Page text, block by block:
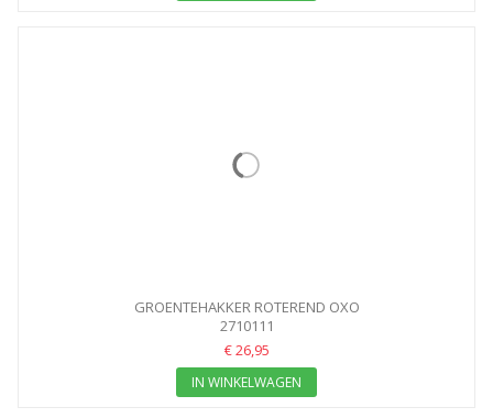
GROENTEHAKKER ROTEREND OXO
2710111
€ 26,95
IN WINKELWAGEN